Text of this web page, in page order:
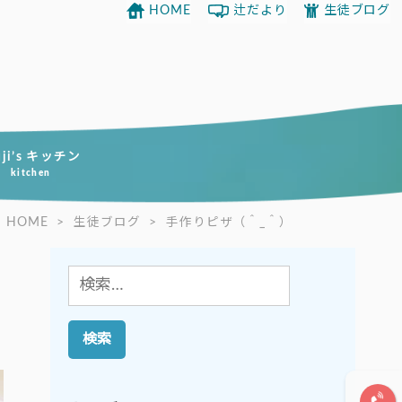
キッチン
kitchen
HOME 辻だより 生徒ブログ
HOME > 生徒ブログ > 手作りピザ（＾_＾）
検
索: